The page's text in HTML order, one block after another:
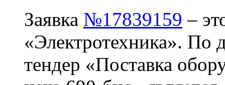
Заявка №17839159 –
«Электротехника». По
тендер «Поставка